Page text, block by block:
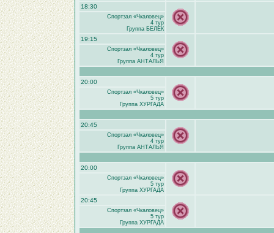
18:30
Спортзал «Чкаловец»
4 тур
Группа БЕЛЕК
19:15
Спортзал «Чкаловец»
4 тур
Группа АНТАЛЬЯ
20:00
Спортзал «Чкаловец»
5 тур
Группа ХУРГАДА
20:45
Спортзал «Чкаловец»
4 тур
Группа АНТАЛЬЯ
20:00
Спортзал «Чкаловец»
5 тур
Группа ХУРГАДА
20:45
Спортзал «Чкаловец»
5 тур
Группа ХУРГАДА